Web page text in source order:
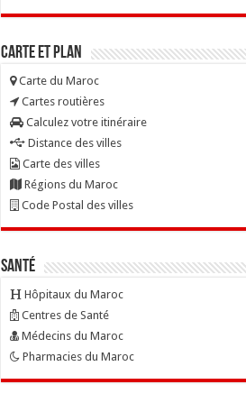
Carte et Plan
Carte du Maroc
Cartes routières
Calculez votre itinéraire
Distance des villes
Carte des villes
Régions du Maroc
Code Postal des villes
Santé
Hôpitaux du Maroc
Centres de Santé
Médecins du Maroc
Pharmacies du Maroc